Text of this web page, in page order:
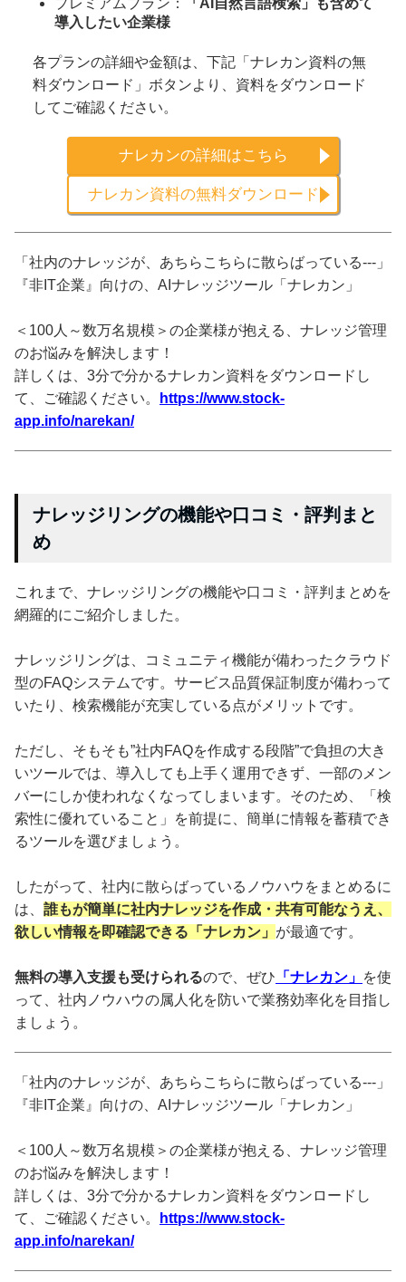
導入したい企業様
各プランの詳細や金額は、下記「ナレカン資料の無
料ダウンロード」ボタンより、資料をダウンロード
してご確認ください。
ナレカンの詳細はこちら
ナレカン資料の無料ダウンロード
「社内のナレッジが、あちらこちらに散らばっている---」
『非IT企業』向けの、AIナレッジツール「ナレカン」
＜100人～数万名規模＞の企業様が抱える、ナレッジ管理
のお悩みを解決します！
詳しくは、3分で分かるナレカン資料をダウンロードし
て、ご確認ください。
https://www.stock-
app.info/narekan/
ナレッジリングの機能や口コミ・評判まと
め
これまで、ナレッジリングの機能や口コミ・評判まとめを
網羅的にご紹介しました。
ナレッジリングは、コミュニティ機能が備わったクラウド
型のFAQシステムです。サービス品質保証制度が備わって
いたり、検索機能が充実している点がメリットです。
ただし、そもそも”社内FAQを作成する段階”で負担の大き
いツールでは、導入しても上手く運用できず、一部のメン
バーにしか使われなくなってしまいます。そのため、「検
索性に優れていること」を前提に、簡単に情報を蓄積でき
るツールを選びましょう。
したがって、社内に散らばっているノウハウをまとめるに
は、 誰もが簡単に社内ナレッジを作成・共有可能なうえ、
欲しい情報を即確認できる「ナレカン」 が最適です。
無料の導入支援も受けられるので、ぜひ 「ナレカン」 を使
って、社内ノウハウの属人化を防いで業務効率化を目指し
ましょう。
「社内のナレッジが、あちらこちらに散らばっている---」
『非IT企業』向けの、AIナレッジツール「ナレカン」
＜100人～数万名規模＞の企業様が抱える、ナレッジ管理
のお悩みを解決します！
詳しくは、3分で分かるナレカン資料をダウンロードし
て、ご確認ください。
https://www.stock-
app.info/narekan/